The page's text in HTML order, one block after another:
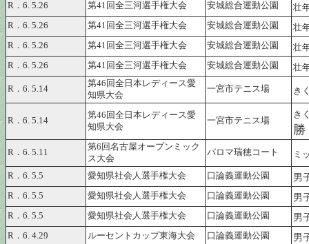
R．6. 5.26 第41回全三河選手権大会 安城総合運動公園
壮
R．6. 5.26
第41回全三河選手権大会 安城総合運動公園
壮
R．6. 5.26
第41回全三河選手権大会 安城総合運動公園
壮
R．6. 5.26
第41回全三河選手権大会 安城総合運動公園 壮
R．6. 5.14
第46回全日本レディース愛
知県大会
一宮市テニス場 き
R．6. 5.14
第46回全日本レディース愛
知県大会
一宮市テニス場
き
勝
R．6. 5.11
第6回名古屋オープンミック
ス大会
パロマ瑞穂コート ミ
R．6. 5.5 愛知県社会人選手権大会 口論義運動公園 男
R．6. 5.5 愛知県社会人選手権大会 口論義運動公園 男
R．6. 5.5 愛知県社会人選手権大会 口論義運動公園 男
R．6. 4.29 ルーセントカップ東海大会 口論義運動公園 男